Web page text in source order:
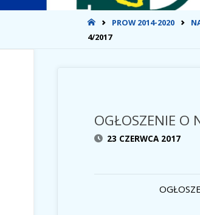
STRONA
GŁÓWNA
PROW 2014-2020
4/2017
OGŁOSZENIE O
23 CZERWCA 2017